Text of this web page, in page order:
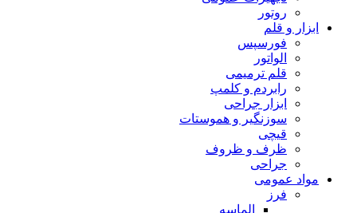
روتور
ابزار و قلم
فورسپس
الواتور
قلم ترمیمی
رابردم و کلمپ
ابزار جراحی
سوزنگیر و هموستات
قیچی
ظرف و ظروف
جراحی
مواد عمومی
فرز
الماسه